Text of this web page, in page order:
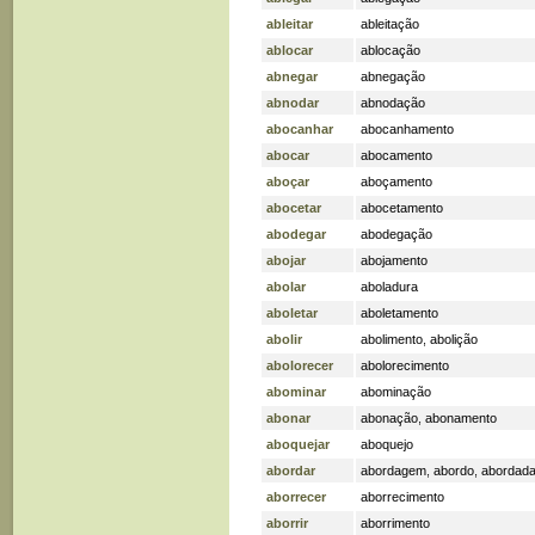
ableitar
ableitação
ablocar
ablocação
abnegar
abnegação
abnodar
abnodação
abocanhar
abocanhamento
abocar
abocamento
aboçar
aboçamento
abocetar
abocetamento
abodegar
abodegação
abojar
abojamento
abolar
aboladura
aboletar
aboletamento
abolir
abolimento abolição
abolorecer
abolorecimento
abominar
abominação
abonar
abonação abonamento
aboquejar
aboquejo
abordar
abordagem abordo abordada
aborrecer
aborrecimento
aborrir
aborrimento